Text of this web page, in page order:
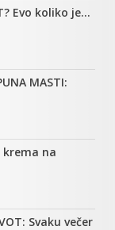
Evo koliko je…
MASTI:
na
Svaku večer